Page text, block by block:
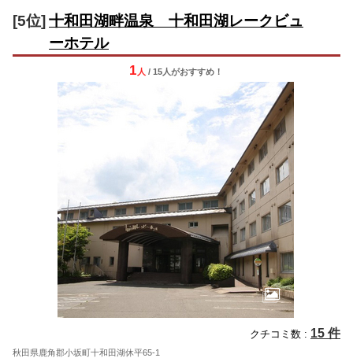
[5位] 十和田湖畔温泉 十和田湖レークビュ
ーホテル
1 人 / 15人がおすすめ！
クチコミ数 : 15 件
秋田県鹿角郡小坂町十和田湖休平65-1